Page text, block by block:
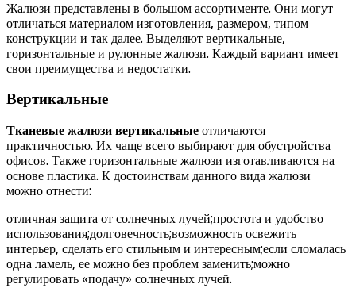
Жалюзи представлены в большом ассортименте. Они могут
отличаться материалом изготовления, размером, типом
конструкции и так далее. Выделяют вертикальные,
горизонтальные и рулонные жалюзи. Каждый вариант имеет
свои преимущества и недостатки.
Вертикальные
Тканевые жалюзи вертикальные отличаются
практичностью. Их чаще всего выбирают для обустройства
офисов. Также горизонтальные жалюзи изготавливаются на
основе пластика. К достоинствам данного вида жалюзи
можно отнести:
отличная защита от солнечных лучей;простота и удобство
использования;долговечность;возможность освежить
интерьер, сделать его стильным и интересным;если сломалась
одна ламель, ее можно без проблем заменить;можно
регулировать «подачу» солнечных лучей.